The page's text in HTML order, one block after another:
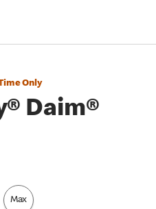
Only
Daim®
Max